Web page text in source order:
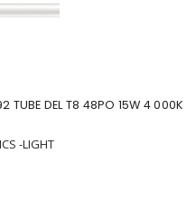
TUBE DEL T8 48PO 15W 4 000K
-LIGHT